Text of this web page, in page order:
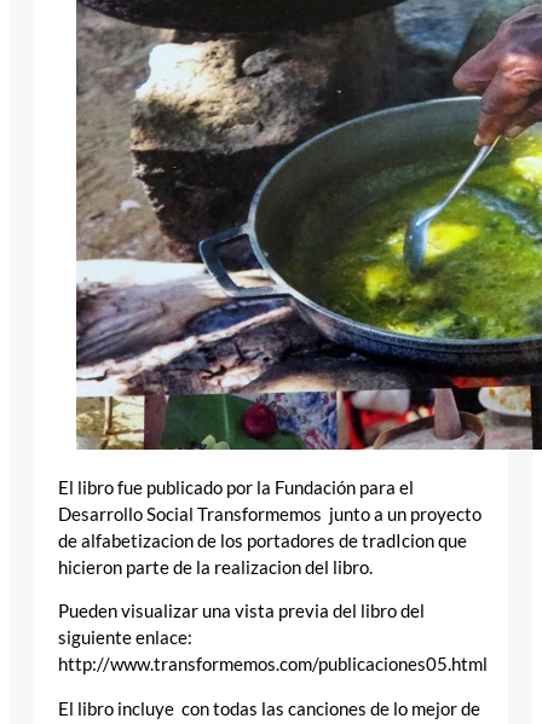
El libro fue publicado por la Fundación para el
Desarrollo Social Transformemos junto a un proyecto
de alfabetizacion de los portadores de tradIcion que
hicieron parte de la realizacion del libro.
Pueden visualizar una vista previa del libro del
siguiente enlace:
http://www.transformemos.com/publicaciones05.html
El libro incluye con todas las canciones de lo mejor de